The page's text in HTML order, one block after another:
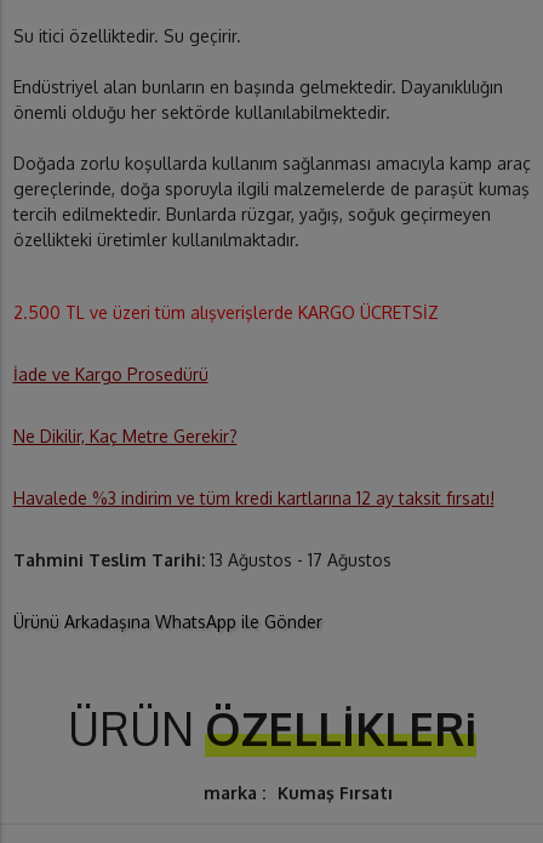
Su itici özelliktedir. Su geçirir.
Endüstriyel alan bunların en başında gelmektedir. Dayanıklılığın
önemli olduğu her sektörde kullanılabilmektedir.
Doğada zorlu koşullarda kullanım sağlanması amacıyla kamp araç
gereçlerinde, doğa sporuyla ilgili malzemelerde de paraşüt kumaş
tercih edilmektedir. Bunlarda rüzgar, yağış, soğuk geçirmeyen
özellikteki üretimler kullanılmaktadır.
2.500 TL ve üzeri tüm alışverişlerde KARGO ÜCRETSİZ
İade ve Kargo Prosedürü
Ne Dikilir, Kaç Metre Gerekir?
Havalede %3 indirim ve tüm kredi kartlarına 12 ay taksit fırsatı!
Tahmini Teslim Tarihi: 13 Ağustos - 17 Ağustos
Ürünü Arkadaşına WhatsApp ile Gönder
ÜRÜN ÖZELLİKLERi
marka : Kumaş Fırsatı